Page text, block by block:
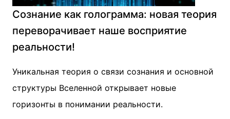
Сознание как голограмма: новая теория
переворачивает наше восприятие
реальности!
Уникальная теория о связи сознания и основной
структуры Вселенной открывает новые
горизонты в понимании реальности.